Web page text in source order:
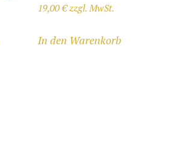
1.270,00 €
19,00€ zzgl. MwSt.
In den Warenkorb